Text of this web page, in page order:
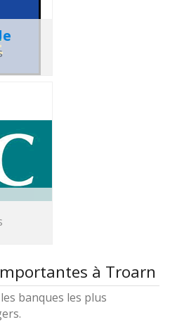
à Troarn
banques les plus